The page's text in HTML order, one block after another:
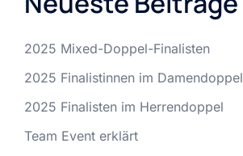
2025 Mixed-Doppel-Finalisten
2025 Finalistinnen im Damendoppel
2025 Finalisten im Herrendoppel
Team Event erklärt